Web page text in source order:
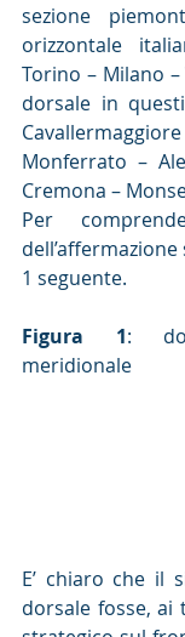
sezione
orizzontale
Torino – Milano –
dorsale in
Monferrato –
Cremona –
Per
1 seguente.
Figura 1:
meridionale
E’ chiaro che il
dorsale fosse,